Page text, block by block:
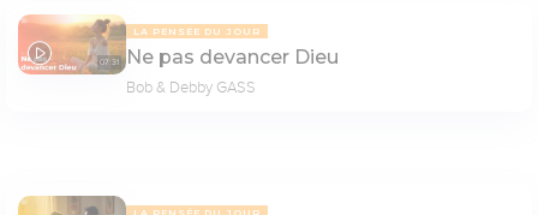
07:31
LA PENSÉE DU JOUR
Ne pas devancer Dieu
Bob & Debby GASS
LA PENSÉE DU JOUR